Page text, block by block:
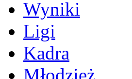
Wyniki
Ligi
Kadra